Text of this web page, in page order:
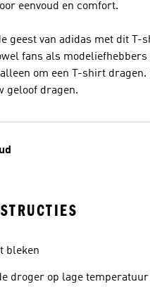
eenvoud en comfort.
geest van adidas met dit T-
fans als
om een T-shirt dragen.
geloof dragen.
bleken
droger op lage temperatuur